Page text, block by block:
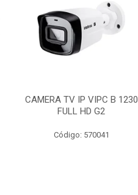
CAMERA TV IP VIPC B 1230
FULL HD G2
Código: 570041